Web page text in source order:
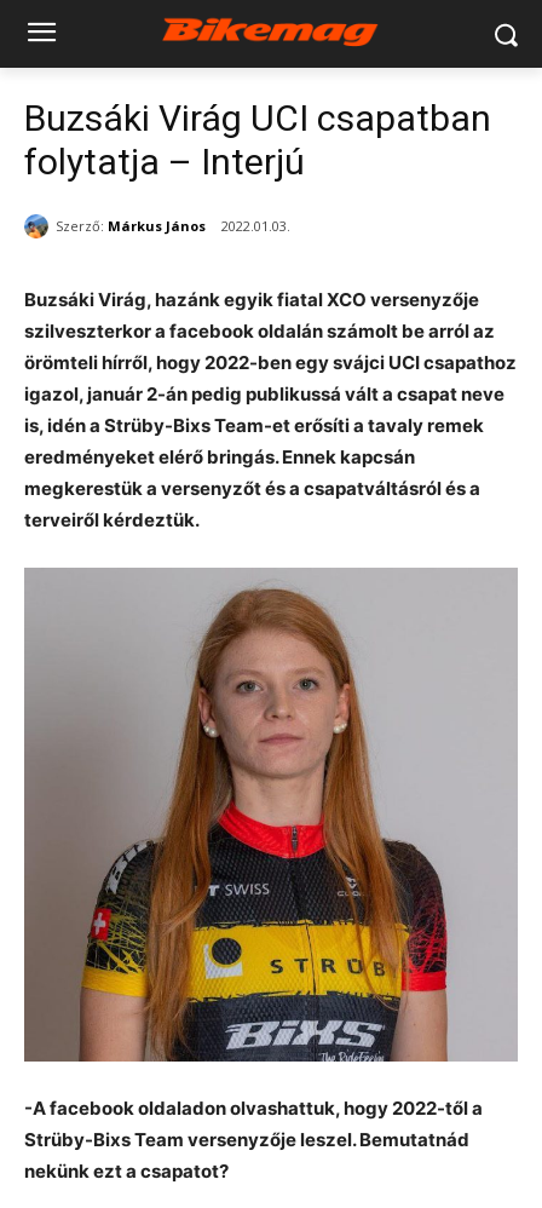
Buzsáki Virág UCI csapatban
folytatja – Interjú
Szerző: Márkus János 2022.01.03.
Buzsáki Virág, hazánk egyik fiatal XCO versenyzője
szilveszterkor a facebook oldalán számolt be arról az
örömteli hírről, hogy 2022-ben egy svájci UCI csapathoz
igazol, január 2-án pedig publikussá vált a csapat neve
is, idén a Strüby-Bixs Team-et erősíti a tavaly remek
eredményeket elérő bringás. Ennek kapcsán
megkerestük a versenyzőt és a csapatváltásról és a
terveiről kérdeztük.
-A facebook oldaladon olvashattuk, hogy 2022-től a
Strüby-Bixs Team versenyzője leszel. Bemutatnád
nekünk ezt a csapatot?